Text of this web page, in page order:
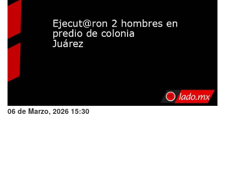
06 de Marzo, 2026 15:30